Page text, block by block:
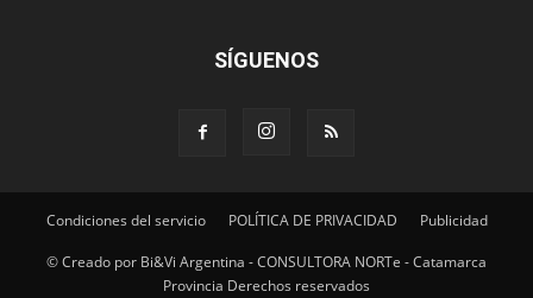
SÍGUENOS
Condiciones del servicio POLÍTICA DE PRIVACIDAD Publicidad
© Creado por Bi&Vi Argentina - CONSULTORA NORTe - Catamarca
Provincia Derechos reservados